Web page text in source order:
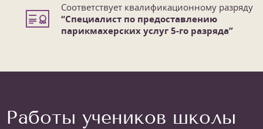
Соответствует квалификационному разряду
“Специалист по предоставлению
парикмахерских услуг 5-го разряда”
Работы учеников школы